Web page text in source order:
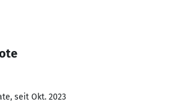
seit Okt. 2023